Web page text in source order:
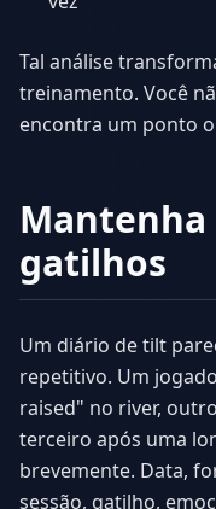
Tal análise
treinamento. Você
encontra um ponto
gatilhos
Um diário de tilt
repetitivo. Um
raised" no river,
terceiro após uma
brevemente. Data,
sessão, gatilho,